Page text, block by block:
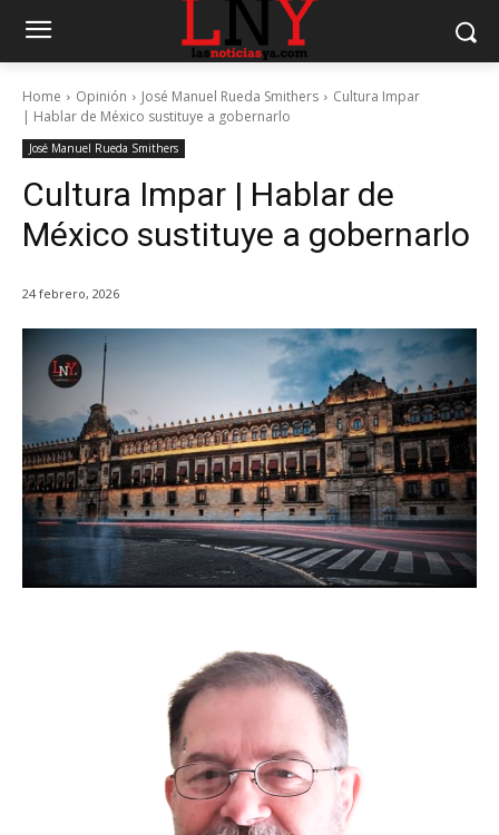
Home Opinión José Manuel Rueda Smithers
Cultura Impar
| Hablar de México sustituye a gobernarlo
José Manuel Rueda Smithers
Cultura Impar | Hablar de
México sustituye a gobernarlo
24 febrero, 2026